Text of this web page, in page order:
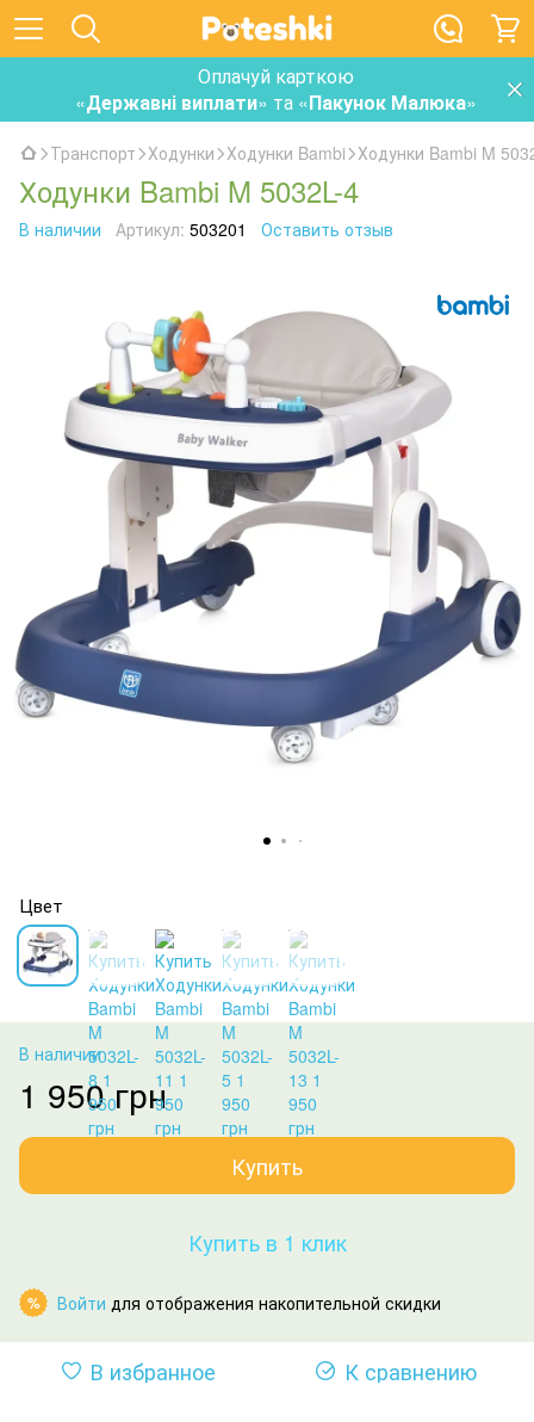
Оплачуй карткою
«Державні виплати» та «Пакунок Малюка»
Транспорт Ходунки Ходунки Bambi Ходунки Bambi M
Ходунки Bambi M 5032L-4
В наличии Артикул: 503201 Оставить отзыв
Цвет
В наличии
1 950 грн
Купить
Купить в 1 клик
% Войти для отображения накопительной скидки
В избранное К сравнению